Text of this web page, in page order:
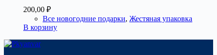
200,00 ₽
Все новогодние подарки, Жестяная упаковка
В корзину